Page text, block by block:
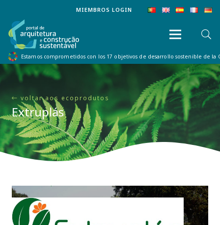
MIEMBROS LOGIN
Estamos comprometidos con los 17 objetivos de desarrollo sostenible de la
voltar aos ecoprodutos
Extruplás